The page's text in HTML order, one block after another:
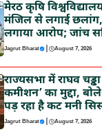
मेरठ कृषि
मंजिल से लगाई छलांग,
लगाया आरोप; जांच
Jagrut Bharat | August 7, 2026
राज्यसभा में राघव
कमीशन’ का मुद्दा,
पड़ रहा है कट मनी
Jagrut Bharat | August 7, 2026